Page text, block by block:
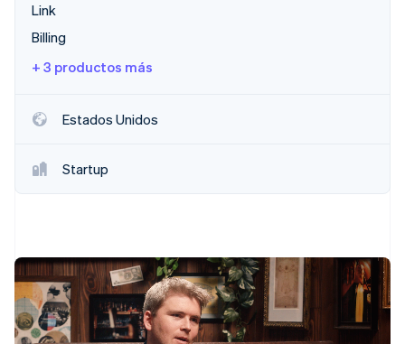
Link
Billing
+ 3 productos más
Estados Unidos
Startup